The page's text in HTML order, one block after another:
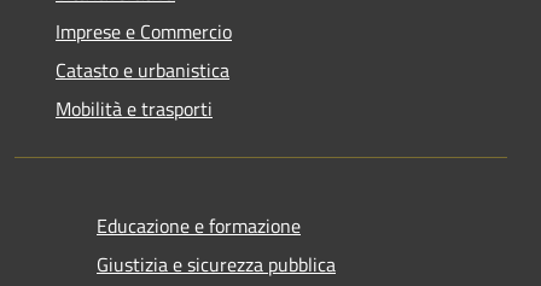
Imprese e Commercio
Catasto e urbanistica
Mobilità e trasporti
Educazione e formazione
Giustizia e sicurezza pubblica